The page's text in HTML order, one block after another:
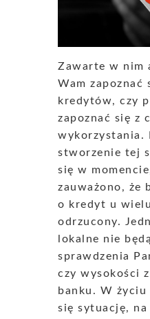
Zawarte w nim
Wam zapoznać
kredytów, czy
zapoznać się z
wykorzystania.
stworzenie tej
się w
zauważono, że
o kredyt u
odrzucony.
lokalne nie
sprawdzenia
czy wysokości
banku. W życiu
się sytuację,